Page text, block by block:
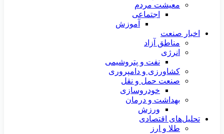
معیشت مردم
اجتماعی
آموزش
اخبار صنعت
مناطق آزاد
انرژی
نفت و پتروشیمی
کشاورزی و دامپروری
صنعت حمل و نقل
خودروسازی
بهداشت و درمان
ورزش
تحلیل‌های اقتصادی
طلا و ارز